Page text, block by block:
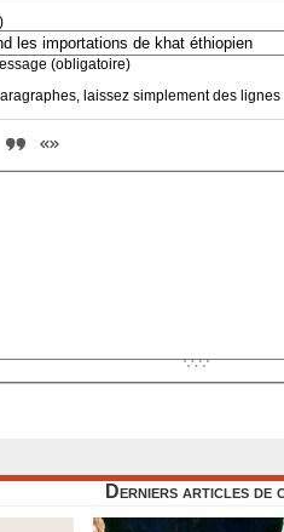
(obligatoire)
laissez simplement des lignes
Derniers articles de